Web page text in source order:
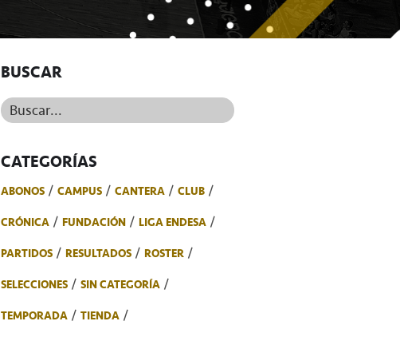
BUSCAR
Buscar...
CATEGORÍAS
ABONOS CAMPUS CANTERA
CLUB
CRÓNICA
FUNDACIÓN
LIGA ENDESA
PARTIDOS
RESULTADOS
ROSTER
SELECCIONES
SIN CATEGORÍA
TEMPORADA
TIENDA